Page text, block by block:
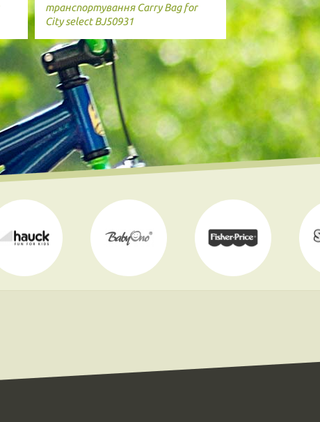
транспортування Carry Bag for
City select BJ50931